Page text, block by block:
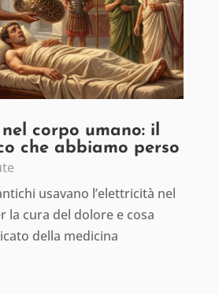
corpo umano: il
che abbiamo perso
usavano l’elettricità nel
la cura del dolore e cosa
della medicina